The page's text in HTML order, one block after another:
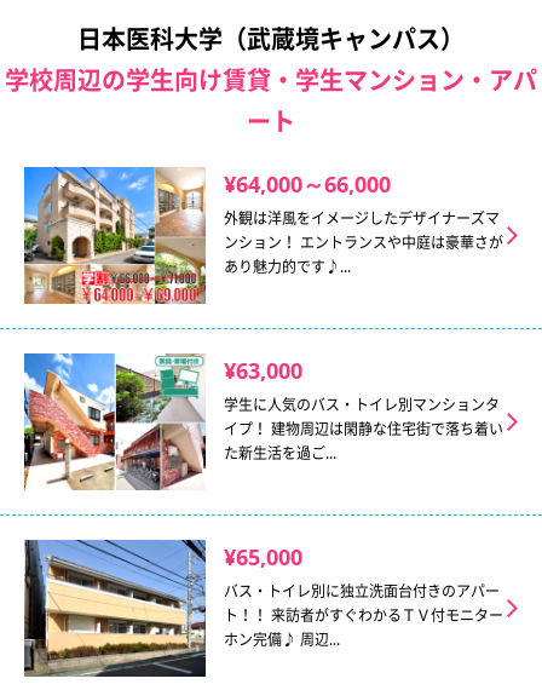
日本医科大学（武蔵境キャンパス）
学校周辺の学生向け賃貸・学生マンション・アパ
ート
¥64,000～66,000
外観は洋風をイメージしたデザイナーズマ
ンション！ エントランスや中庭は豪華さが
あり魅力的です♪...
¥63,000
学生に人気のバス・トイレ別マンションタ
イプ！ 建物周辺は閑静な住宅街で落ち着い
た新生活を過ご...
¥65,000
バス・トイレ別に独立洗面台付きのアパー
ト！！ 来訪者がすぐわかるＴＶ付モニター
ホン完備♪ 周辺...